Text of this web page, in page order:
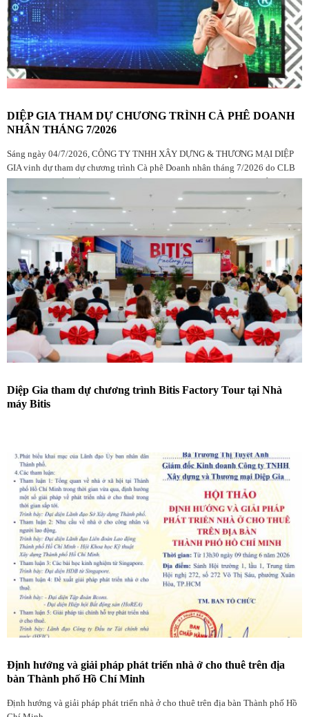
DIỆP GIA THAM DỰ CHƯƠNG TRÌNH CÀ PHÊ DOANH
NHÂN THÁNG 7/2026
Sáng ngày 04/7/2026, CÔNG TY TNHH XÂY DỰNG & THƯƠNG MẠI DIỆP
GIA vinh dự tham dự chương trình Cà phê Doanh nhân tháng 7/2026 do CLB
Doanh nhân Đắk Lắk tại TP.HCM tổ chức, với sự góp mặt của đông đảo hội
viên, doanh nghiệp và khách mời.
Diệp Gia tham dự chương trình Bitis Factory Tour tại Nhà
máy Bitis
Định hướng và giải pháp phát triển nhà ở cho thuê trên địa
bàn Thành phố Hồ Chí Minh
Định hướng và giải pháp phát triển nhà ở cho thuê trên địa bàn Thành phố Hồ